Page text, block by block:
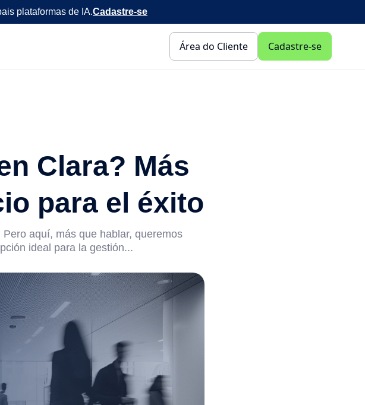
plataformas de IA.Cadastre-se
Área do Cliente Cadastre-se
Clara? Más
para el éxito
aquí, más que hablar, queremos
ideal para la gestión...